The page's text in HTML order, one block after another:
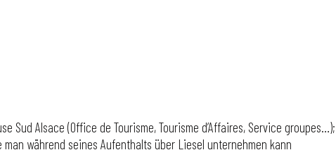
Sud Alsace (Office de Tourisme, Tourisme d’Affaires, Service groupes…);
während seines Aufenthalts über Liesel unternehmen kann